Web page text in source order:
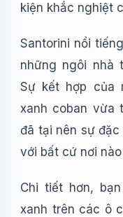
kiện khắc nghiệt
Santorini nổi
những ngôi nhà
Sự kết hợp của
xanh coban vừa
đã tại nên sự
với bất cứ nơi
Chi tiết hơn,
xanh trên các ô